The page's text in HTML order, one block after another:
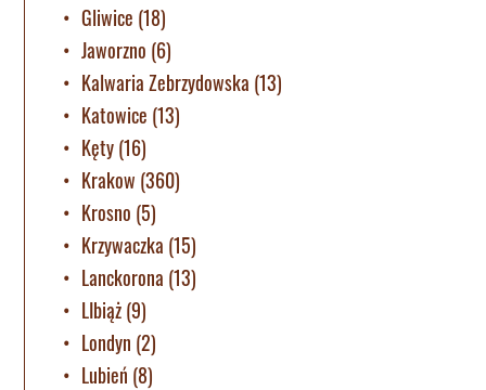
Gliwice (18)
Jaworzno (6)
Kalwaria Zebrzydowska (13)
Katowice (13)
Kęty(16)
Krakow (360)
Krosno (5)
Krzywaczka (15)
Lanckorona (13)
LIbiąż(9)
Londyn (2)
Lubień (8)